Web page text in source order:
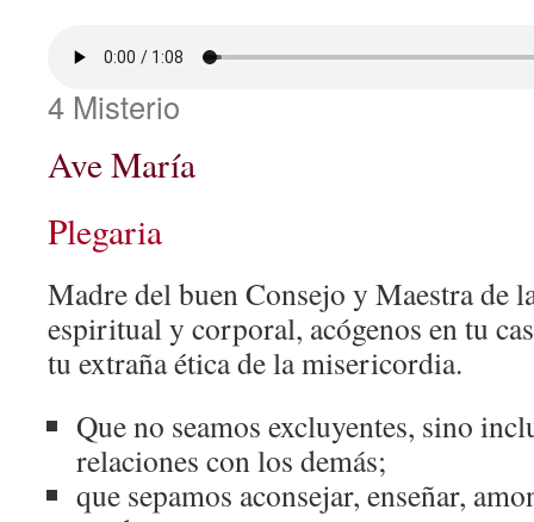
4 Misterio
Ave María
Plegaria
Madre del buen Consejo y Maestra de
espiritual y corporal, acógenos en tu
tu extraña ética de la misericordia.
Que no seamos excluyentes, sino
relaciones con los demás;
que sepamos aconsejar, enseñar,